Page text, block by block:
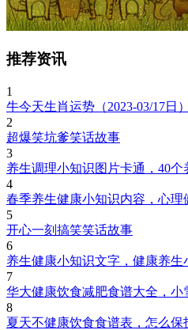
推荐资讯
1
牛今天生肖运势（2023-03/17日）
2
超爆笑坑爹笑话故事
3
养生调理小知识图片卡通，40
4
春季养生健康小知识内容，心理
5
开心一刻搞笑笑话故事
6
养生健康小知识文字，健康养生
7
华大健康饮食减肥食谱大全，小
8
夏天不健康饮食食谱表，怎么保